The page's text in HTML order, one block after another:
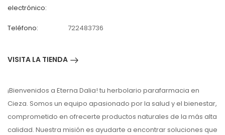
electrónico:
Teléfono: 722483736
VISITA LA TIENDA
¡Bienvenidos a Eterna Dalia! tu herbolario parafarmacia en
Cieza. Somos un equipo apasionado por la salud y el bienestar,
comprometido en ofrecerte productos naturales de la más alta
calidad. Nuestra misión es ayudarte a encontrar soluciones que